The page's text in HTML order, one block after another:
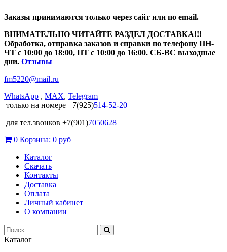
Заказы принимаются только через сайт или по email.
ВНИМАТЕЛЬНО ЧИТАЙТЕ РАЗДЕЛ ДОСТАВКА!!!
Обработка, отправка заказов и справки по телефону ПН-
ЧТ с 10:00 до 18:00, ПТ с 10:00 до 16:00. СБ-ВС выходные
дни. Отзывы
fm5220@mail.ru
WhatsApp , MAX, Telegram
только на номере +7(925)514-52-20
для тел.звонков +7(901)7050628
0 Корзина: 0 руб
Каталог
Скачать
Контакты
Доставка
Оплата
Личный кабинет
О компании
Каталог